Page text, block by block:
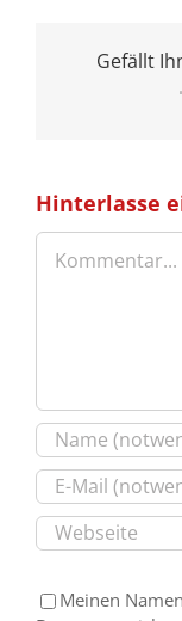
Gefällt
Hinterlasse
Kommentar
Meinen